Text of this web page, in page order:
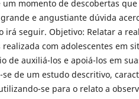
momento de descobertas
e angustiante dúvida
seguir. Objetivo: Relatar a
com adolescentes em
de auxiliá-los e apoiá-los em
de um estudo descritivo,
se para o relato a